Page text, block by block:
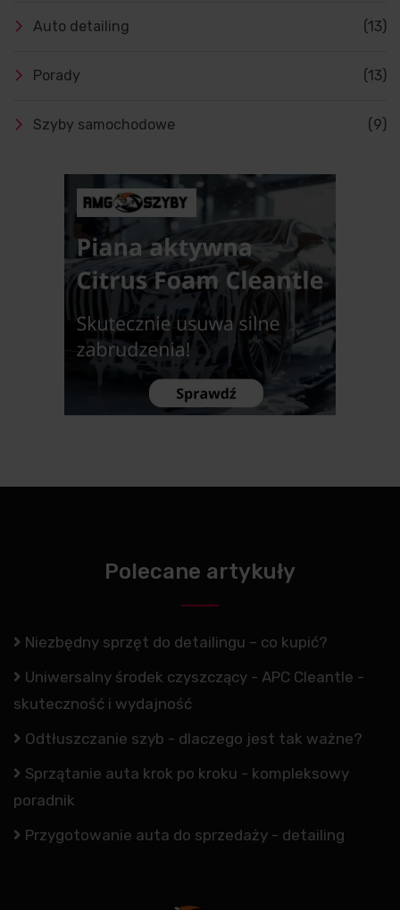
Auto detailing (13)
Porady (13)
Szyby samochodowe (9)
Polecane artykuły
Niezbędny sprzęt do detailingu – co kupić?
Uniwersalny środek czyszczący - APC Cleantle -
skuteczność i wydajność
Odtłuszczanie szyb - dlaczego jest tak ważne?
Sprzątanie auta krok po kroku - kompleksowy
poradnik
Przygotowanie auta do sprzedaży - detailing